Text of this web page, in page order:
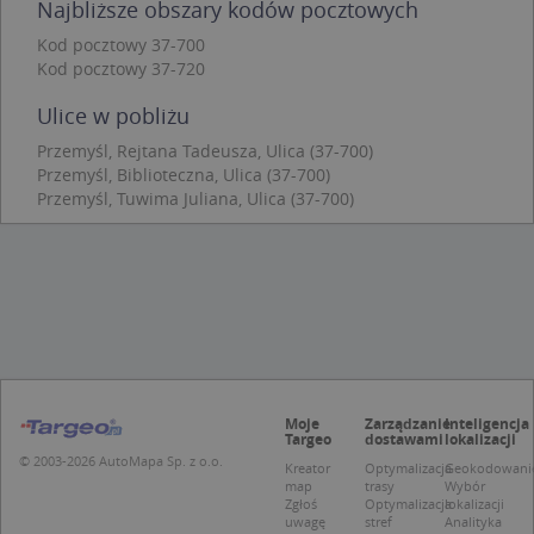
Najbliższe obszary kodów pocztowych
Kod pocztowy 37-700
Kod pocztowy 37-720
Ulice w pobliżu
Przemyśl, Rejtana Tadeusza, Ulica (37-700)
Przemyśl, Biblioteczna, Ulica (37-700)
Przemyśl, Tuwima Juliana, Ulica (37-700)
© 2003-2026 AutoMapa Sp. z o.o.
Moje
Targeo
Kreator
map
Zgłoś
uwagę
Zarządzanie
dostawami
Optymalizacja
trasy
Optymalizacja
stref
Inteligencja
lokalizacji
Wybór
lokalizacji
Analityka
.targeo.pl
Provider/
Domena
Okres
przechowywania
Opis
.targeo.pl 1 rok 1 miesiąc
Ten plik
Provider/ Domena
CrossDomainCookieScriptConsent_35
.crossdomain.cookie-
script.com